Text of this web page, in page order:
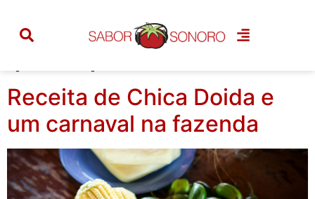
Categoria:prato
Receita de Chica Doida e
um carnaval na fazenda